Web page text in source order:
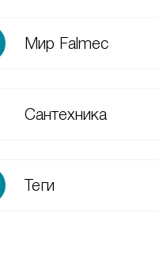
Мир Falmec
Сантехника
Теги